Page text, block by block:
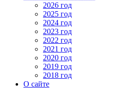
2026 год
2025 год
2024 год
2023 год
2022 год
2021 год
2020 год
2019 год
2018 год
О сайте